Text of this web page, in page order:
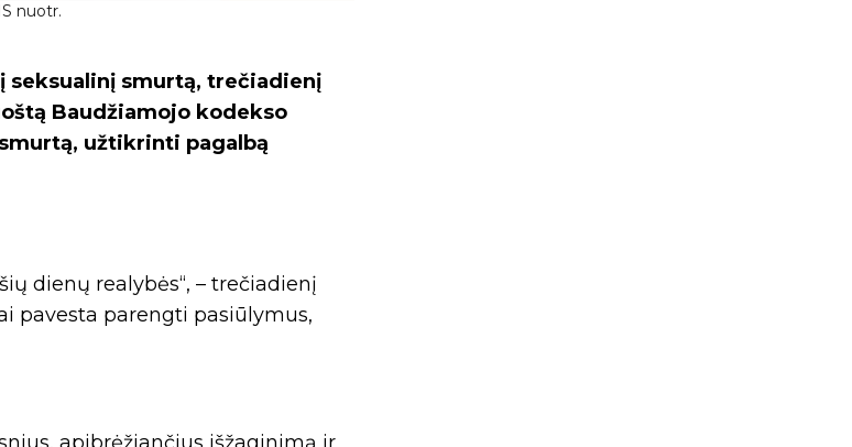
nuotr.
smurtą, trečiadienį
Baudžiamojo kodekso
užtikrinti pagalbą
dienų realybės“, – trečiadienį
pavesta parengti pasiūlymus,